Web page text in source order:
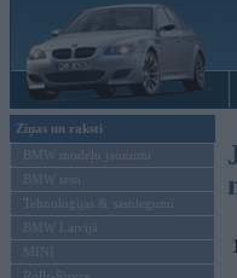
Ziņas un raksti
BMW modeļu jaunumi
BMW testi
Tehnoloģijas & sasniegumi
BMW Latvijā
MINI